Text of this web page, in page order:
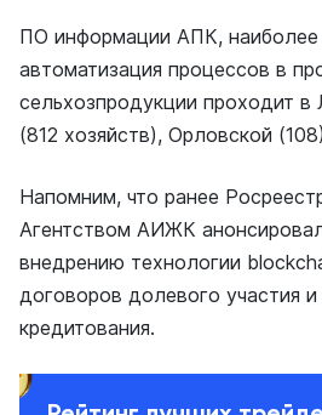
ПО информации АПК, наиболее
автоматизация процессов в
сельхозпродукции проходит в
(812 хозяйств), Орловской
Напомним, что ранее
Агентством АИЖК
внедрению технологии
договоров долевого участия и
кредитования.